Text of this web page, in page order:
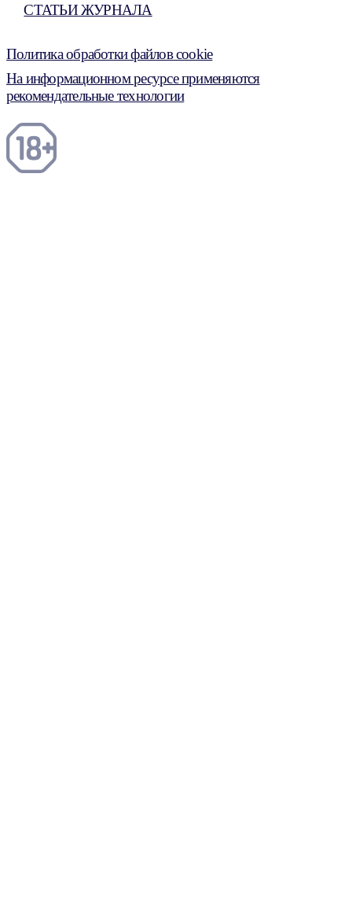
СТАТЬИ ЖУРНАЛА
Политика обработки файлов cookie
На информационном ресурсе применяются
рекомендательные технологии